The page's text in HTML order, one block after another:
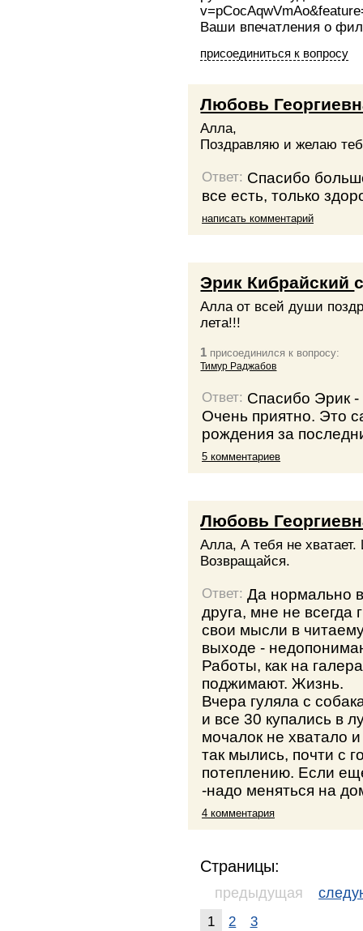
Ваши впечатления о
присоединиться к вопросу
Любовь
Алла,
Поздравляю и желаю
Ответ: Спасибо
все есть, только
написать комментарий
Эрик Кибрайский
Алла от всей души
лета!!!
1 присоединился к вопросу:
Тимур Раджабов
Ответ: Спасибо Эрик
Очень приятно. Это
рождения за
5 комментариев
Любовь
Алла, А тебя не
Возвращайся.
Ответ: Да нормально
друга, мне не всегда
свои мысли в
выходе -
Работы, как на
поджимают. Жизнь.
Вчера гуляла с
и все 30 купались в
мочалок не хватало
так мылись, почти с
потеплению. Если
-надо меняться на
4 комментария
Страницы:
предыдущая
1 2 3